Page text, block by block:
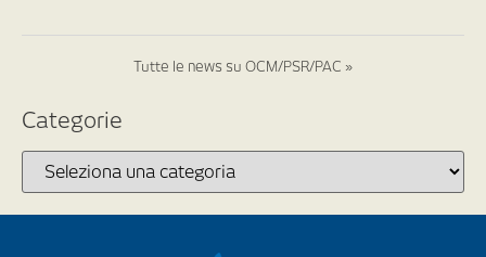
Tutte le news su OCM/PSR/PAC »
Categorie